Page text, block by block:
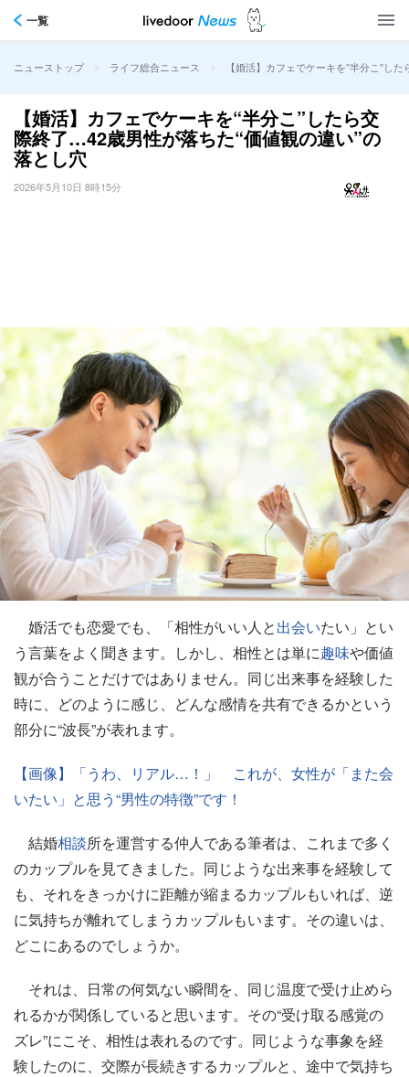
一覧
ニューストップ > ライフ総合ニュース > 【婚活】カフェでケーキを“半分こ”し
【婚活】カフェでケーキを“半分こ”したら交
際終了…42歳男性が落ちた“価値観の違い”の
落とし穴
2026年5月10日 8時15分
婚活でも恋愛でも、「相性がいい人と出会いたい」とい
う言葉をよく聞きます。しかし、相性とは単に趣味や価値
観が合うことだけではありません。同じ出来事を経験した
時に、どのように感じ、どんな感情を共有できるかという
部分に“波長”が表れます。
【画像】「うわ、リアル…！」 これが、女性が「また会
いたい」と思う“男性の特徴”です！
結婚相談所を運営する仲人である筆者は、これまで多く
のカップルを見てきました。同じような出来事を経験して
も、それをきっかけに距離が縮まるカップルもいれば、逆
に気持ちが離れてしまうカップルもいます。その違いは、
どこにあるのでしょうか。
それは、日常の何気ない瞬間を、同じ温度で受け止めら
れるかが関係していると思います。その“受け取る感覚の
ズレ”にこそ、相性は表れるのです。同じような事象を経
験したのに、交際が長続きするカップルと、途中で気持ち